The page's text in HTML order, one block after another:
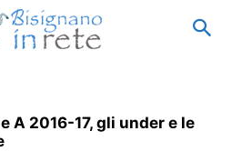
A 2016-17, gli under e le